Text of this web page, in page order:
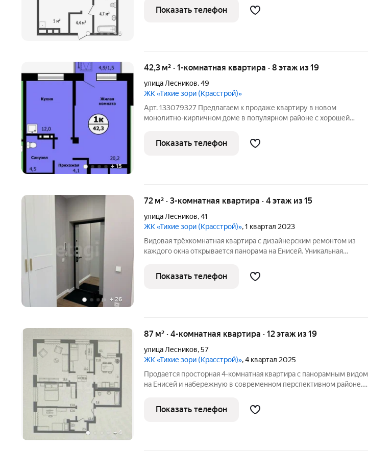
+ 9
расположен в красивом месте - на набережной Енисея. Отделка
получистовая от
Показать телефон
+15
42,3 м² · 1-комнатная квартира · 8 этаж из 19
улица Лесников,49
ЖК «Тихие зори (Красстрой)»
Арт. 133079327 Предлагаем к продаже квартиру в новом
монолитно-кирпичном доме в популярном районе с хорошей
СЕМЕЙНАЯ ценность. ИПОТЕКА ВОЗМОЖНА. Возможен
жилищный сертификат, материнский капитал.
Показать телефон
+ 26
72 м² · 3-комнатная квартира · 4 этаж из 15
улица Лесников,41
ЖК «Тихие зори (Красстрой)», 1 квартал 2023
Видовая трёхкомнатная квартира с дизайнерским ремонтом из
каждого окна открывается панорама на Енисей. Уникальная
получилась невероятно просторной, светлой и уютной. Здесь
остаётся вся мебель
Показать телефон
+ 4
87 м² · 4-комнатная квартира · 12 этаж из 19
улица Лесников,57
ЖК «Тихие зори (Красстрой)», 4 квартал 2025
Продается просторная 4-комнатная квартира с панорамным видом
на Енисей и набережную в современном перспективном районе.
по базовой ипотеке от 11,9%, по семейной от 2,2%! Удачная
планировка без
Показать телефон